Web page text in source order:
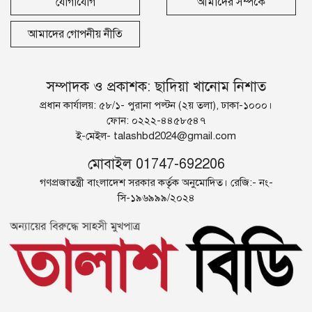
আমাদের গোপনীয় নীতি
সম্পাদক ও প্রকাশক: ছাদিয়া খানোম নিশাত
প্রধান কার্যালয়: ৫৮/১- পুরানা পল্টন (২য় তলা), ঢাকা-১০০০।
ফোন: ০২২২-৪৪৫৮৫৪৭
ই-মেইল- talashbd2024@gmail.com
মোবাইল 01747-692206
গণপ্রজাতন্ত্রী বাংলাদেশ সরকার কর্তৃক অনুমোদিত। রেজি:- নং-
সি-১৯৬৯৯৯/২০২৪